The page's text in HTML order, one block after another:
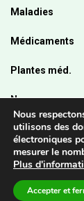
Maladies
Médicaments
Plantes méd.
News
Nous
utilisons des
électroniques
mesurer le
Plus
Accepter et